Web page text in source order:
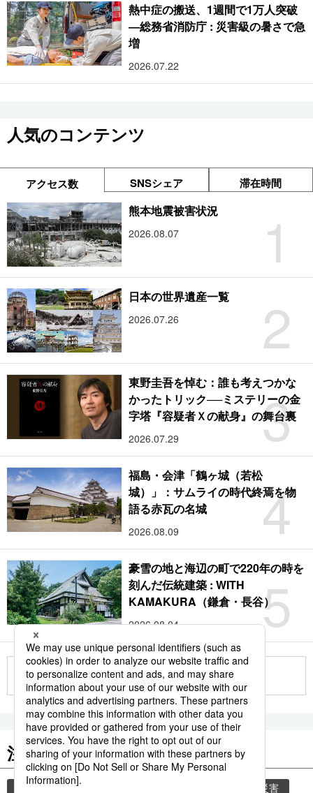
熱中症の搬送、1週間で1万人突破
―総務省消防庁 : 災害級の暑さで急
増
2026.07.22
人気のコンテンツ
アクセス数 SNSシェア 滞在時間
1
熊本地震被害状況
2026.08.07
2
日本の世界遺産一覧
2026.07.26
3
東野圭吾を悼む：誰も考えつかな
かったトリック──ミステリーの金
字塔『容疑者Ｘの献身』の舞台裏
2026.07.29
4
福島・会津「鶴ヶ城（若松
城）」：サムライの時代終焉を物
語る赤瓦の名城
2026.08.09
5
豪雪の地と海辺の町で220年の時を
刻んだ伝統建築 : WITH
KAMAKURA（鎌倉・長谷）
2026.08.04
もっと見る
注目のキーワード
共同通信ニュース 気象・災害